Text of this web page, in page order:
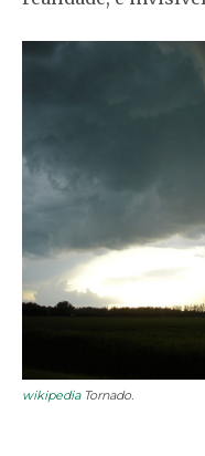
wikipediaTornado.